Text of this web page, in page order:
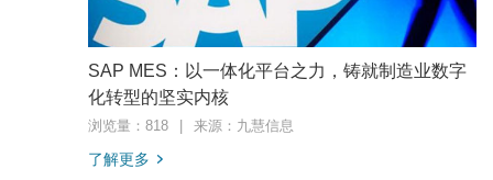
SAP MES：以一体化平台之力，铸就制造业数字
化转型的坚实内核
浏览量：818 来源：九慧信息
了解更多